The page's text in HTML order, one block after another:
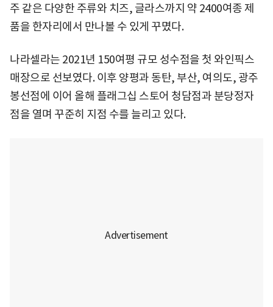
주 같은 다양한 주류와 치즈, 글라스까지 약 2400여종 제
품을 한자리에서 만나볼 수 있게 꾸몄다.
나라셀라는 2021년 150여평 규모 성수점을 첫 와인픽스
매장으로 선보였다. 이후 양평과 동탄, 부산, 여의도, 광주
봉선점에 이어 올해 플래그십 스토어 청담점과 분당정자
점을 열며 꾸준히 지점 수를 늘리고 있다.